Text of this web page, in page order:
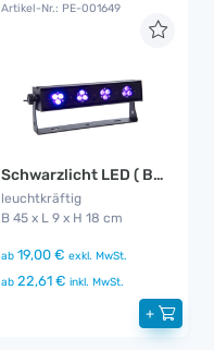
Artikel-Nr.: PE-001649
Schwarzlicht LED ( Blacklight - UV )
leuchtkräftig
B 45 x L 9 x H 18 cm
ab 19,00 € exkl. MwSt.
ab 22,61 € inkl. MwSt.
+